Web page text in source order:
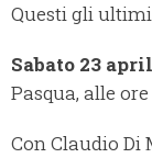
Questi gli
Sabato 23
Pasqua, alle ore
Con Claudio